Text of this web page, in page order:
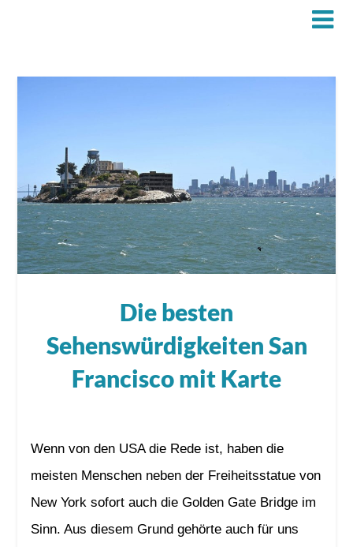
Die besten
Sehenswürdigkeiten San
Francisco mit Karte
Wenn von den USA die Rede ist, haben die
meisten Menschen neben der Freiheitsstatue von
New York sofort auch die Golden Gate Bridge im
Sinn. Aus diesem Grund gehörte auch für uns